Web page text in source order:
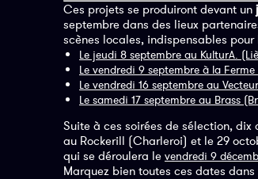
Ces projets se produiront devant un
septembre dans des lieux
scènes locales, indispensables
Le jeudi 8 septembre au KulturA.
Le vendredi 9 septembre à la Ferme
Le vendredi 16 septembre au
Le samedi 17 septembre au Brass
Suite à ces soirées de sélection,
au Rockerill (Charleroi) et le 29
qui se déroulera le vendredi 9
Marquez bien toutes ces dates